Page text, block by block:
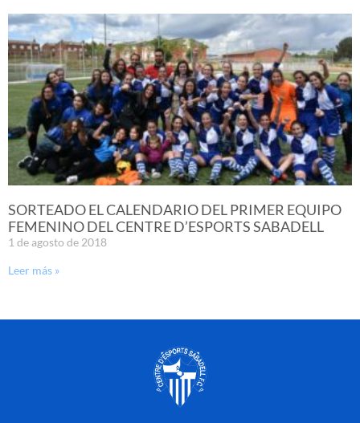
SORTEADO EL CALENDARIO DEL PRIMER EQUIPO
FEMENINO DEL CENTRE D’ESPORTS SABADELL
1 de agosto de 2018
Leer más »